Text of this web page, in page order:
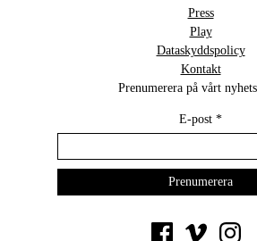
Press
Play
Dataskyddspolicy
Kontakt
Prenumerera på vårt
E-post *